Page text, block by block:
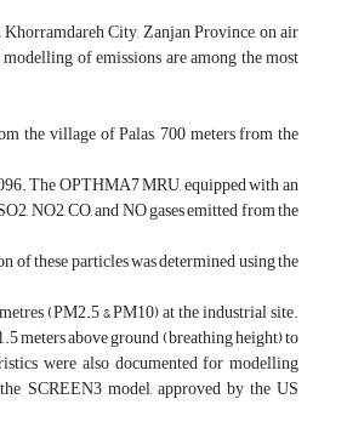
City, Zanjan Province, on air
of emissions are among the most
the village of Palas, 700 meters from the
The OPTHMA7 MRU, equipped with an
NO2, CO, and NO gases emitted from the
of these particles was determined using the
(PM2.5 & PM10) at the industrial site.
meters above ground (breathing height) to
were also documented for modelling
SCREEN3 model, approved by the US